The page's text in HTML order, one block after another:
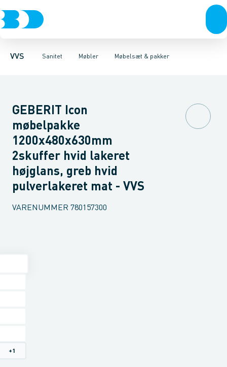
VVS Sanitet
Rør & fittingsPressfittings & rørKuglehaner & ventiler
Møbler
Toiletter, sæder og cisterner VaskeArmaturer
Møbelsæt & pakker
Møbelsæt & pakkerUnderskabeHøjskabeOverskabe
GEBERIT Icon
møbelpakke
1200x480x630mm
2skuffer hvid lakeret
højglans, greb hvid
pulverlakeret mat - VVS
VARENUMMER 780157300
+1